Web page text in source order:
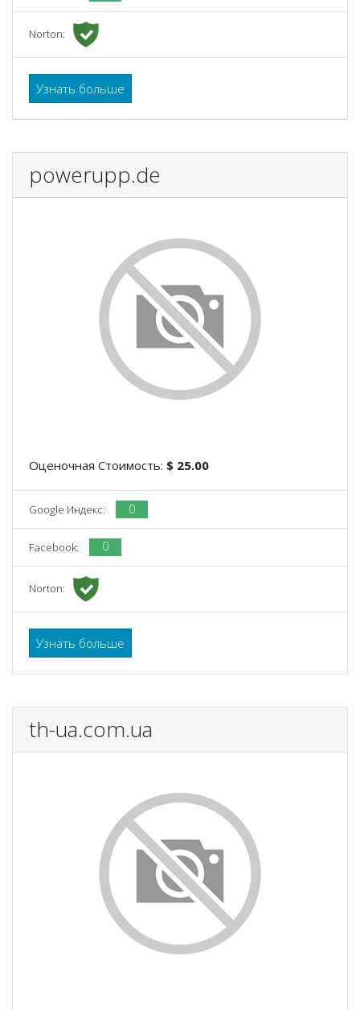
Norton:
Узнать больше
powerupp.de
Оценочная Стоимость: $ 25.00
Google Индекс: 0
Facebook: 0
Norton:
Узнать больше
th-ua.com.ua